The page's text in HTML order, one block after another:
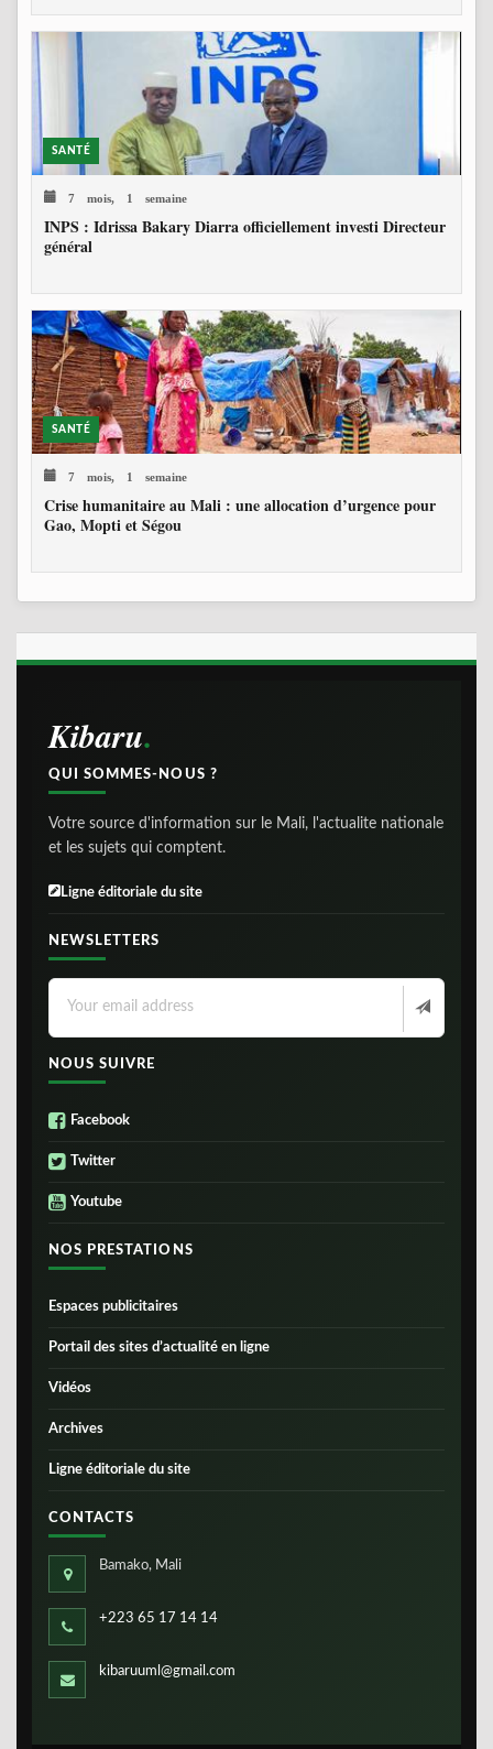
SANTÉ
7 mois, 1 semaine
INPS : Idrissa Bakary Diarra officiellement investi Directeur
général
SANTÉ
7 mois, 1 semaine
Crise humanitaire au Mali : une allocation d’urgence pour
Gao, Mopti et Ségou
Kibaru
QUI SOMMES-NOUS ?
Votre source d'information sur le Mali, l'actualite nationale
et les sujets qui comptent.
Ligne éditoriale du site
NEWSLETTERS
NOUS SUIVRE
Facebook
Twitter
Youtube
NOS PRESTATIONS
Espaces publicitaires
Portail des sites d’actualité en ligne
Vidéos
Archives
Ligne éditoriale du site
CONTACTS
Bamako, Mali
+223 65 17 14 14
kibaruuml@gmail.com